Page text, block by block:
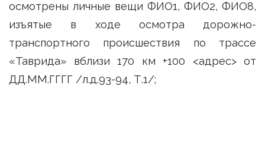
осмотрены личные вещи ФИО1, ФИО2, ФИО8,
изъятые в ходе осмотра дорожно-
транспортного происшествия по трассе
«Таврида» вблизи 170 км +100 <адрес> от
ДД.ММ.ГГГГ /л.д.93-94, Т.1/;